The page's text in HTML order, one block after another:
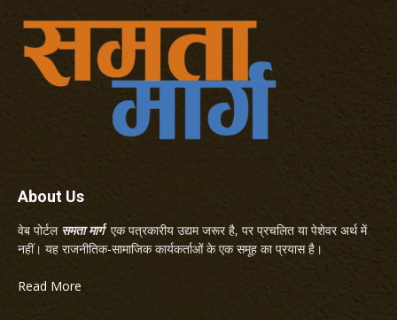
About Us
वेब पोर्टल समता मार्गएक पत्रकारीय उद्यम जरूर है, पर प्रचलित या पेशेवर अर्थ में
नहीं। यह राजनीतिक-सामाजिक कार्यकर्ताओं के एक समूह का प्रयास है।
Read More